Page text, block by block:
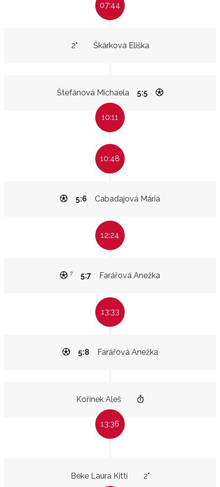
07:44
Škárková Eliška
2"
Štefánová Michaela 5:5
10:11
10:48
Cabadajová Mária
5:6
12:24
Farářová Anežka
5:7
7
13:33
Farářová Anežka
5:8
Kořínek Aleš
13:36
Beke Laura Kitti 2"